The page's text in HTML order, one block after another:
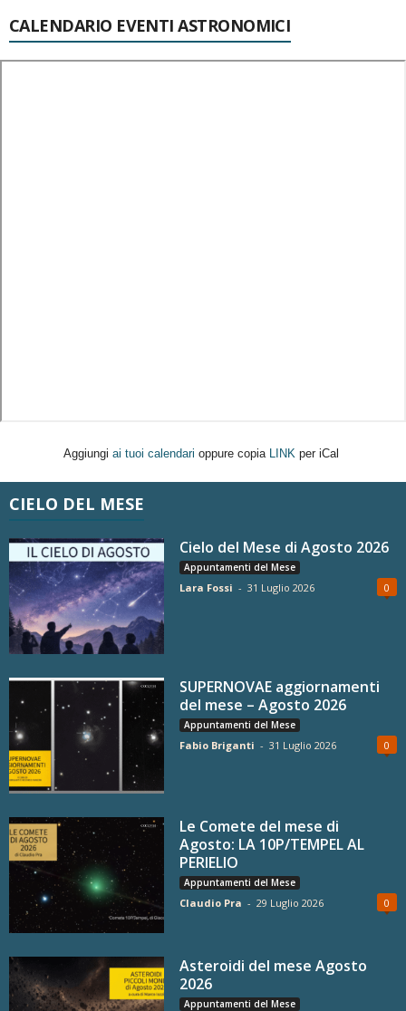
CALENDARIO EVENTI ASTRONOMICI
Aggiungi ai tuoi calendari oppure copia LINK per iCal
CIELO DEL MESE
Cielo del Mese di Agosto 2026
Appuntamenti del Mese
Lara Fossi - 31 Luglio 2026 0
SUPERNOVAE aggiornamenti
del mese – Agosto 2026
Appuntamenti del Mese
Fabio Briganti - 31 Luglio 2026 0
Le Comete del mese di
Agosto: LA 10P/TEMPEL AL
PERIELIO
Appuntamenti del Mese
Claudio Pra - 29 Luglio 2026 0
Asteroidi del mese Agosto
2026
Appuntamenti del Mese